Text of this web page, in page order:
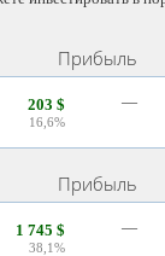
Прибыль
203 $
16,6%
—
Прибыль
1 745 $
38,1%
—